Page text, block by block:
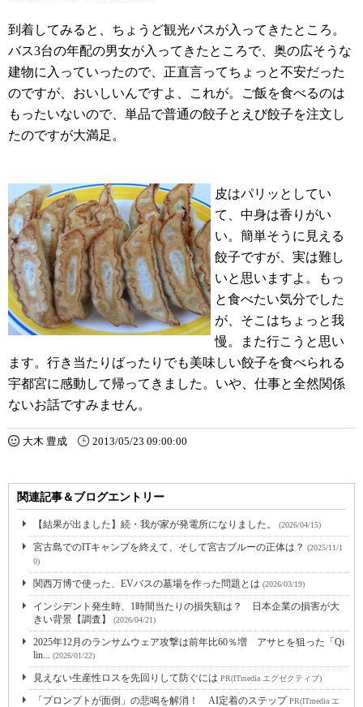
到着してみると、ちょうど観光バスが入ってきたところ。
バス3台の年配の男女が入ってきたところで、奥の広そうな
建物に入っていったので、正直言ってちょっと不安だった
のですが、おいしいんですよ、これが。ご飯を食べるのは
もったいないので、単品で普通の餃子とえび餃子を注文し
たのですが大満足。
皮はパリッとしてい
て、中身は香りがい
い。簡単そうに見える
餃子ですが、実は難し
いと思いますよ。もっ
と食べたい気分でした
が、そこはちょっと我
慢。また行こうと思い
ます。行き当たりばったりでも美味しい餃子を食べられる
宇都宮に感動して帰ってきました。いや、仕事と全然関係
ないお話ですみません。
大木 豊成 2013/05/23 09:00:00
関連記事＆ブログエントリー
【結果が出ました】続・我が家が発電所になりました。 (2026/04/15)
宮古島でのITキャンプを終えて、そして宮古ブルーの正体は？ (2025/11/1
0)
関西万博で使った、EVバスの墓場を作った問題とは (2026/03/19)
インシデント発生時、1時間当たりの損失額は？ 日本企業の損害が大
きい背景【調査】
(2026/04/21)
2025年12月のランサムウェア攻撃は前年比60％増 アサヒを狙った「Qi
lin... (2026/01/22)
見えない生産性ロスを先回りして防ぐには PR(ITmedia エグゼクティブ)
「プロンプトが面倒」の悲鳴を解消！ AI定着のステップPR(ITmedia エ